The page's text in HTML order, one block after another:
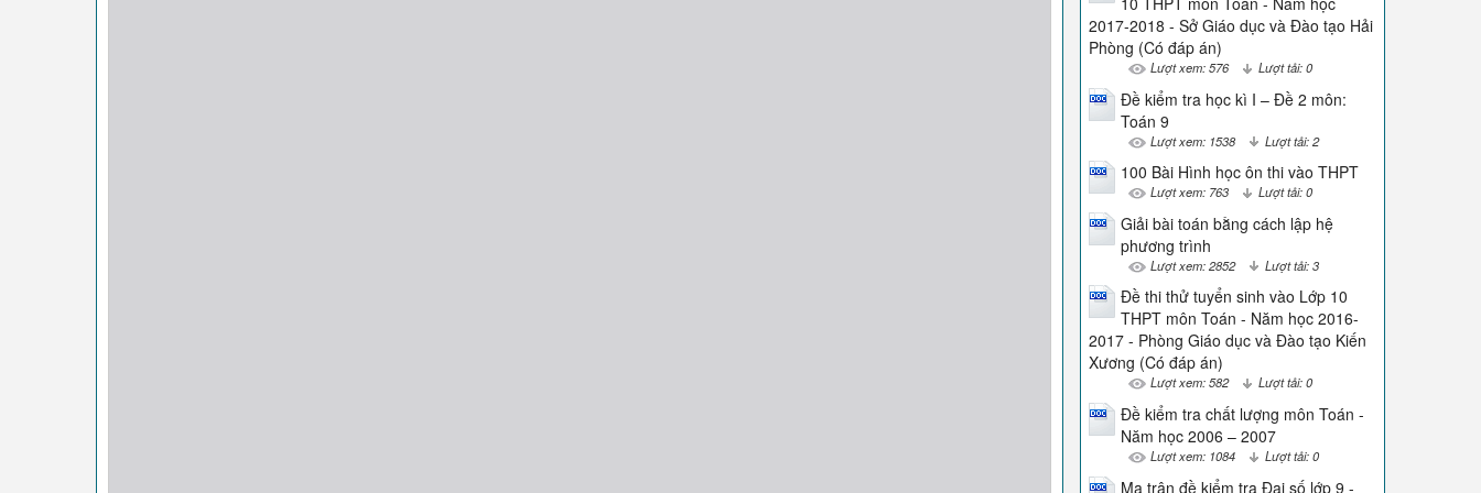
2017-2018 - Sở Giáo dục và Đào tạo Hải
Phòng (Có đáp án)
Lượt xem: 576 Lượt tải: 0
Đề kiểm tra học kì I – Đề 2 môn:
Toán 9
Lượt xem: 1538 Lượt tải: 2
100 Bài Hình học ôn thi vào THPT
Lượt xem: 763 Lượt tải: 0
Giải bài toán bằng cách lập hệ
phương trình
Lượt xem: 2852 Lượt tải: 3
Đề thi thử tuyển sinh vào Lớp 10
THPT môn Toán - Năm học 2016-
2017 - Phòng Giáo dục và Đào tạo Kiến
Xương (Có đáp án)
Lượt xem: 582 Lượt tải: 0
Đề kiểm tra chất lượng môn Toán -
Năm học 2006 – 2007
Lượt xem: 1084 Lượt tải: 0
Ma trận đề kiểm tra Đại số lớp 9 -